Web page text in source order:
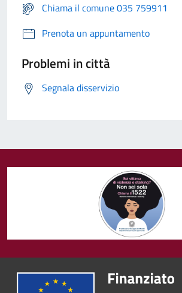
Chiama il comune 035 759911
Prenota un appuntamento
Problemi in città
Segnala disservizio